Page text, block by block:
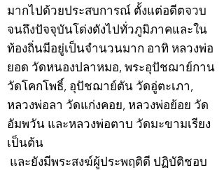
มากไปด้วยประสบการณ์ ตั้งแต่อดีตจวบ
จนถึงปัจจุบันโด่งดังไปทั่วภูมิภาคและใน
ท้องถิ่นมีอยู่เป็นจำนวนมาก อาทิ หลวงพ่อ
ยอด วัดหนองปลาหมอ, พระอุปัชฌาย์กาน
วัดโคกโพธิ์, อุปัชฌาย์ตัน วัดอู่ตะเภา,
หลวงพ่อลา วัดแก่งคอย, หลวงพ่อย้อย วัด
อัมพวัน และหลวงพ่อตาบ วัดมะขามเรียง
เป็นต้น
และยังมีพระสงฆ์ผู้ประพฤติดี ปฏิบัติชอบ